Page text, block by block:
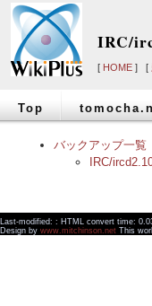
IRC/
[ HOME ] [
Top
バックアップ一覧
IRC/
Last-modified: : HTML convert time:
Design by www.mitchinson.net This